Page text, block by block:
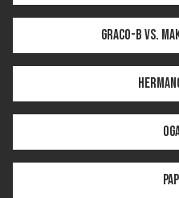
Graco-B vs.